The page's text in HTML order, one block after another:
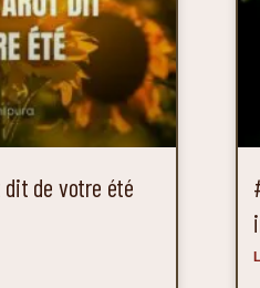
dit de votre été